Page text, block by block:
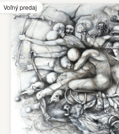
Voľný predaj